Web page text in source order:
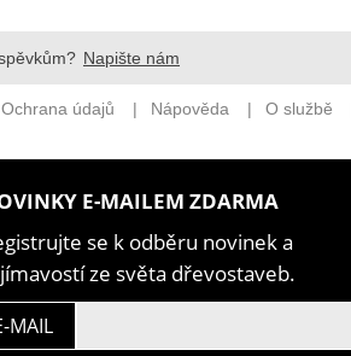
E-MAILEM ZDARMA
se k odběru novinek a
ze světa dřevostaveb.
MAIL